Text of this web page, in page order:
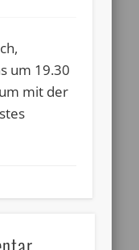
um 19.30
mit der